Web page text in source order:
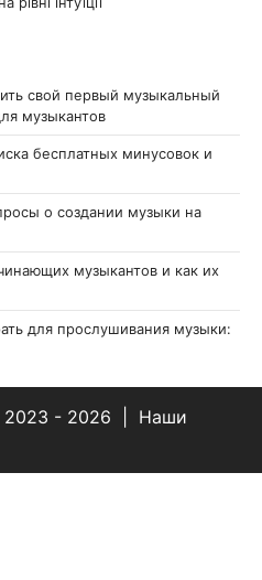
свой первый музыкальный
музыкантов
бесплатных минусовок и
о создании музыки на
музыкантов и как их
для прослушивания музыки:
2023 - 2026 | Наши